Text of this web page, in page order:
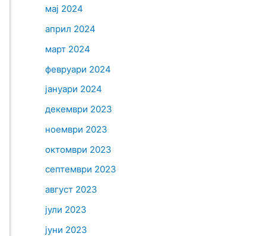
мај 2024
април 2024
март 2024
февруари 2024
јануари 2024
декември 2023
ноември 2023
октомври 2023
септември 2023
август 2023
јули 2023
јуни 2023